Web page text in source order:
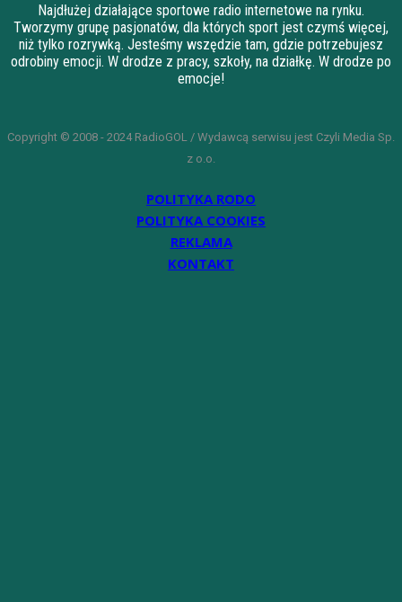
Najdłużej działające sportowe radio internetowe na rynku.
Tworzymy grupę pasjonatów, dla których sport jest czymś więcej,
niż tylko rozrywką. Jesteśmy wszędzie tam, gdzie potrzebujesz
odrobiny emocji. W drodze z pracy, szkoły, na działkę. W drodze po
emocje!
Copyright © 2008 - 2024 RadioGOL / Wydawcą serwisu jest Czyli Media Sp.
z o.o.
POLITYKA RODO
POLITYKA COOKIES
REKLAMA
KONTAKT